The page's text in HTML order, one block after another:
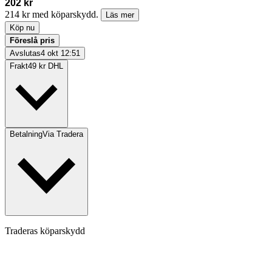
202 kr
214 kr med köparskydd.
Läs mer
Köp nu
Föreslå pris
Avslutas4 okt 12:51
Frakt49 kr DHL
BetalningVia Tradera
Traderas köparskydd